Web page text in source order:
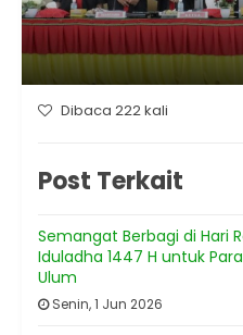
Dibaca 222 kali
Post Terkait
Semangat Berbagi di Hari
Iduladha 1447 H untuk
Ulum
Senin, 1 Jun 2026